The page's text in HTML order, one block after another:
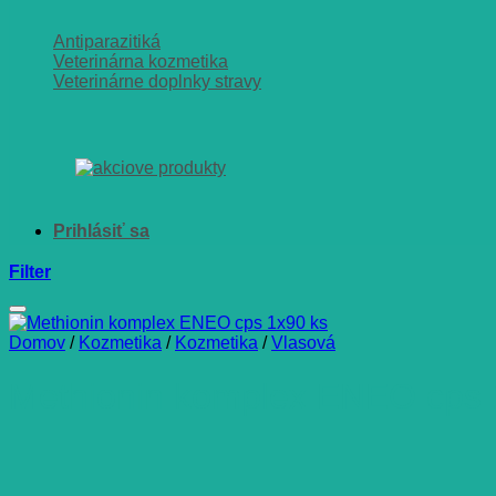
Antiparazitiká
Veterinárna kozmetika
Veterinárne doplnky stravy
Filter
Domov / Kozmetika / Kozmetika / Vlasová